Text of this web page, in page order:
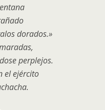
dorados.»
perplejos.
el ejército